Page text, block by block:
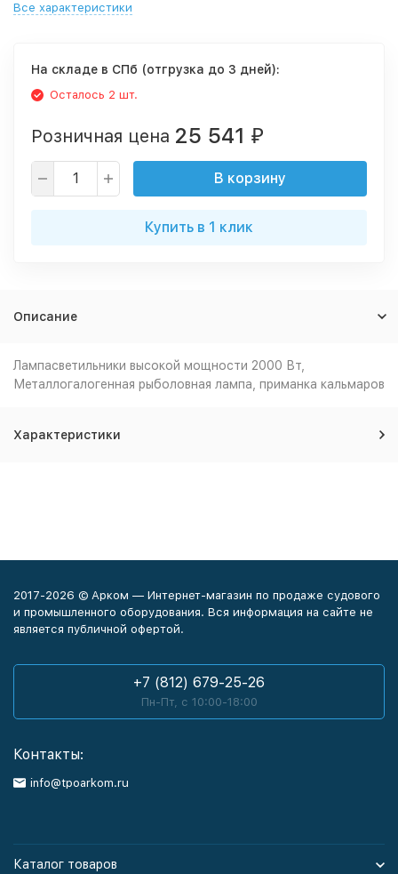
Все характеристики
На складе в СПб (отгрузка до 3 дней):
Осталось 2 шт.
Розничная цена 25 541 ₽
В корзину
Купить в 1 клик
Описание
Лампасветильники высокой мощности 2000 Вт,
Металлогалогенная рыболовная лампа, приманка кальмаров
Характеристики
2017-2026 © Арком — Интернет-магазин по продаже судового
и промышленного оборудования. Вся информация на сайте не
является публичной офертой.
+7 (812) 679-25-26
Пн-Пт, с 10:00-18:00
Контакты:
info@tpoarkom.ru
Каталог товаров